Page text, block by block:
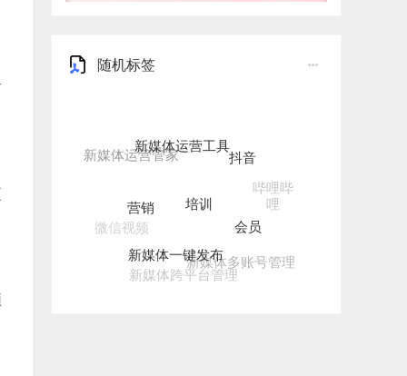
随机标签
哔哩哔
哩
微信视频
新媒体多账号管理
新媒体跨平台管理
新媒体一键发布